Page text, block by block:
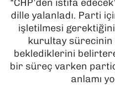
“CHP’den istifa
dille yalanladı. Parti
işletilmesi
kurultay sürecinin
beklediklerini
bir süreç varken
anlamı
POLİTİKA
SAĞLIK
SPOR
TEKNOLOJİ